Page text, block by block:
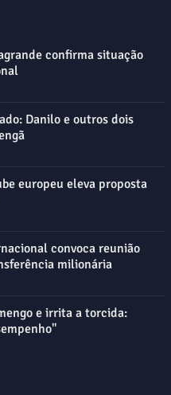
confirma situação
Danilo e outros dois
europeu eleva proposta
convoca reunião
milionária
e irrita a torcida: